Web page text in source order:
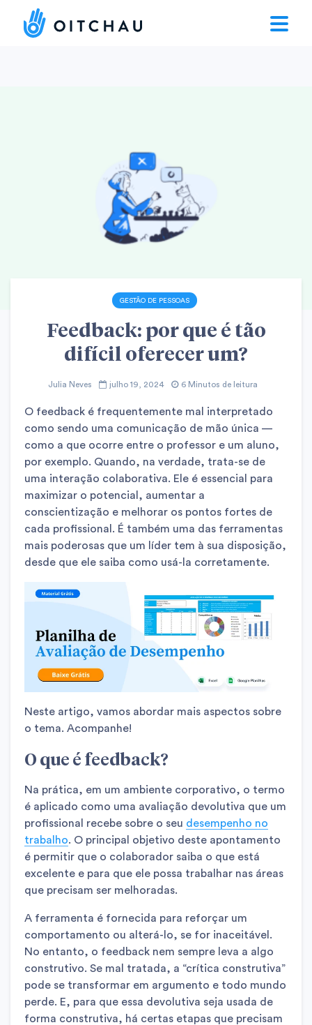
GESTÃO DE PESSOAS
Feedback: por que é tão
difícil oferecer um?
Julia Neves julho 19, 2024 6 Minutos de leitura
O feedback é frequentemente mal interpretado
como sendo uma comunicação de mão única —
como a que ocorre entre o professor e um aluno,
por exemplo. Quando, na verdade, trata-se de
uma interação colaborativa. Ele é essencial para
maximizar o potencial, aumentar a
conscientização e melhorar os pontos fortes de
cada profissional. É também uma das ferramentas
mais poderosas que um líder tem à sua disposição,
desde que ele saiba como usá-la corretamente.
Neste artigo, vamos abordar mais aspectos sobre
o tema. Acompanhe!
O que é feedback?
Na prática, em um ambiente corporativo, o termo
é aplicado como uma avaliação devolutiva que um
profissional recebe sobre o seu desempenho no
trabalho. O principal objetivo deste apontamento
é permitir que o colaborador saiba o que está
excelente e para que ele possa trabalhar nas áreas
que precisam ser melhoradas.
A ferramenta é fornecida para reforçar um
comportamento ou alterá-lo, se for inaceitável.
No entanto, o feedback nem sempre leva a algo
construtivo. Se mal tratada, a “crítica construtiva”
pode se transformar em argumento e todo mundo
perde. E, para que essa devolutiva seja usada de
forma construtiva, há certas etapas que precisam